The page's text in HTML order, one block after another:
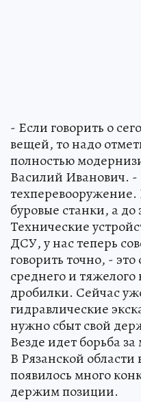
- Если говорить о
вещей, то надо
полностью
Василий Иванович. -
буровые станки, а
Технические
ДСУ, у нас теперь
говорить точно, -
среднего и
дробилки. Сейчас
гидравлические
нужно сбыт свой
Везде идет борьба
В Рязанской
появилось много
держим позиции.